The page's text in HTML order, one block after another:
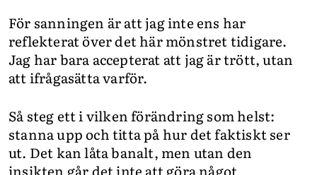
För sanningen är att jag inte ens har
reflekterat över det här mönstret tidigare.
Jag har bara accepterat att jag är trött, utan
att ifrågasätta varför.
Så steg ett i vilken förändring som helst:
stanna upp och titta på hur det faktiskt ser
ut. Det kan låta banalt, men utan den
insikten går det inte att göra något